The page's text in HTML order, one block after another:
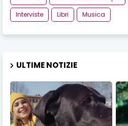
Interviste
Libri Musica
ULTIME NOTIZIE